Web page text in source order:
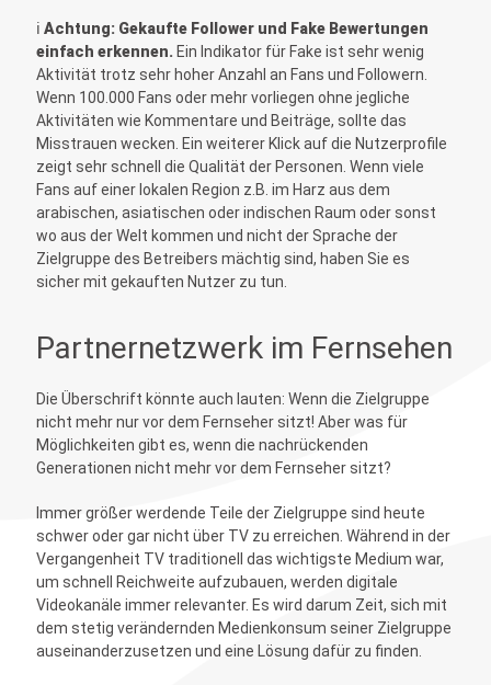
ℹ️ Achtung: Gekaufte Follower und Fake Bewertungen
einfach erkennen. Ein Indikator für Fake ist sehr wenig
Aktivität trotz sehr hoher Anzahl an Fans und Followern.
Wenn 100.000 Fans oder mehr vorliegen ohne jegliche
Aktivitäten wie Kommentare und Beiträge, sollte das
Misstrauen wecken. Ein weiterer Klick auf die Nutzerprofile
zeigt sehr schnell die Qualität der Personen. Wenn viele
Fans auf einer lokalen Region z.B. im Harz aus dem
arabischen, asiatischen oder indischen Raum oder sonst
wo aus der Welt kommen und nicht der Sprache der
Zielgruppe des Betreibers mächtig sind, haben Sie es
sicher mit gekauften Nutzer zu tun.
Partnernetzwerk im Fernsehen
Die Überschrift könnte auch lauten: Wenn die Zielgruppe
nicht mehr nur vor dem Fernseher sitzt! Aber was für
Möglichkeiten gibt es, wenn die nachrückenden
Generationen nicht mehr vor dem Fernseher sitzt?
Immer größer werdende Teile der Zielgruppe sind heute
schwer oder gar nicht über TV zu erreichen. Während in der
Vergangenheit TV traditionell das wichtigste Medium war,
um schnell Reichweite aufzubauen, werden digitale
Videokanäle immer relevanter. Es wird darum Zeit, sich mit
dem stetig verändernden Medienkonsum seiner Zielgruppe
auseinanderzusetzen und eine Lösung dafür zu finden.